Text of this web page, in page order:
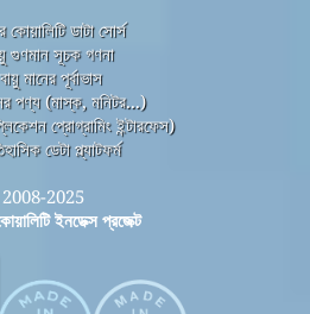
কোয়ালিটি ডাটা সোর্স
গুণমান সূচক গণনা
বায়ু মানের পূর্বাভাস
পণ্য (মাস্ক, মনিটর...)
প্রোগ্রামিং ইন্টারফেস)
ডেটা প্ল্যাটফর্ম
2025
ইনডেক্স প্রজেক্ট